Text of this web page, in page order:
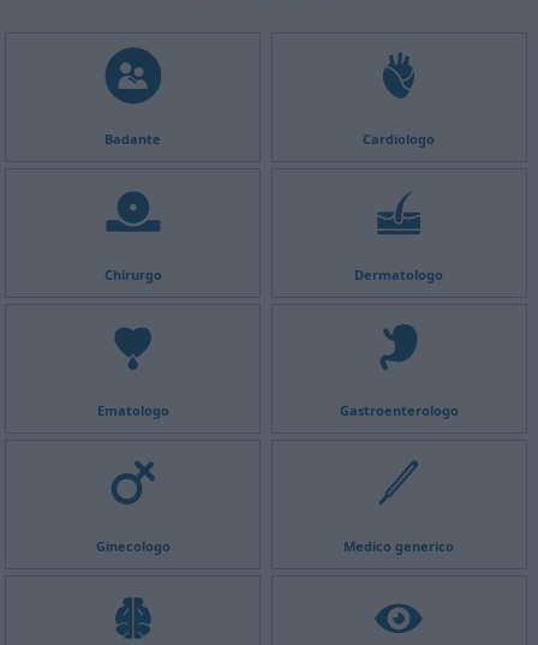
Badante Cardiologo
Chirurgo Dermatologo
Ematologo Gastroenterologo
Ginecologo Medico generico